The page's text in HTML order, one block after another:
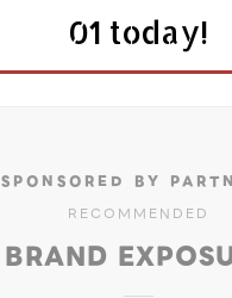
01 today!
SPONSORED BY
RECOMMENDED
BRAND